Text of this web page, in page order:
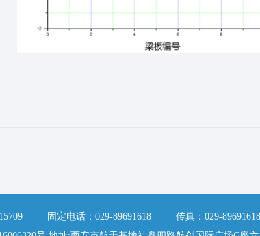
固定电话：029-89691618 传真：029-